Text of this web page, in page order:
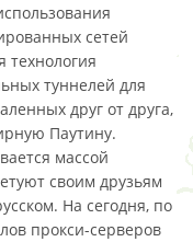
сетей
технология
туннелей для
друг от друга,
Паутину.
массой
своим друзьям
На сегодня, по
прокси-серверов